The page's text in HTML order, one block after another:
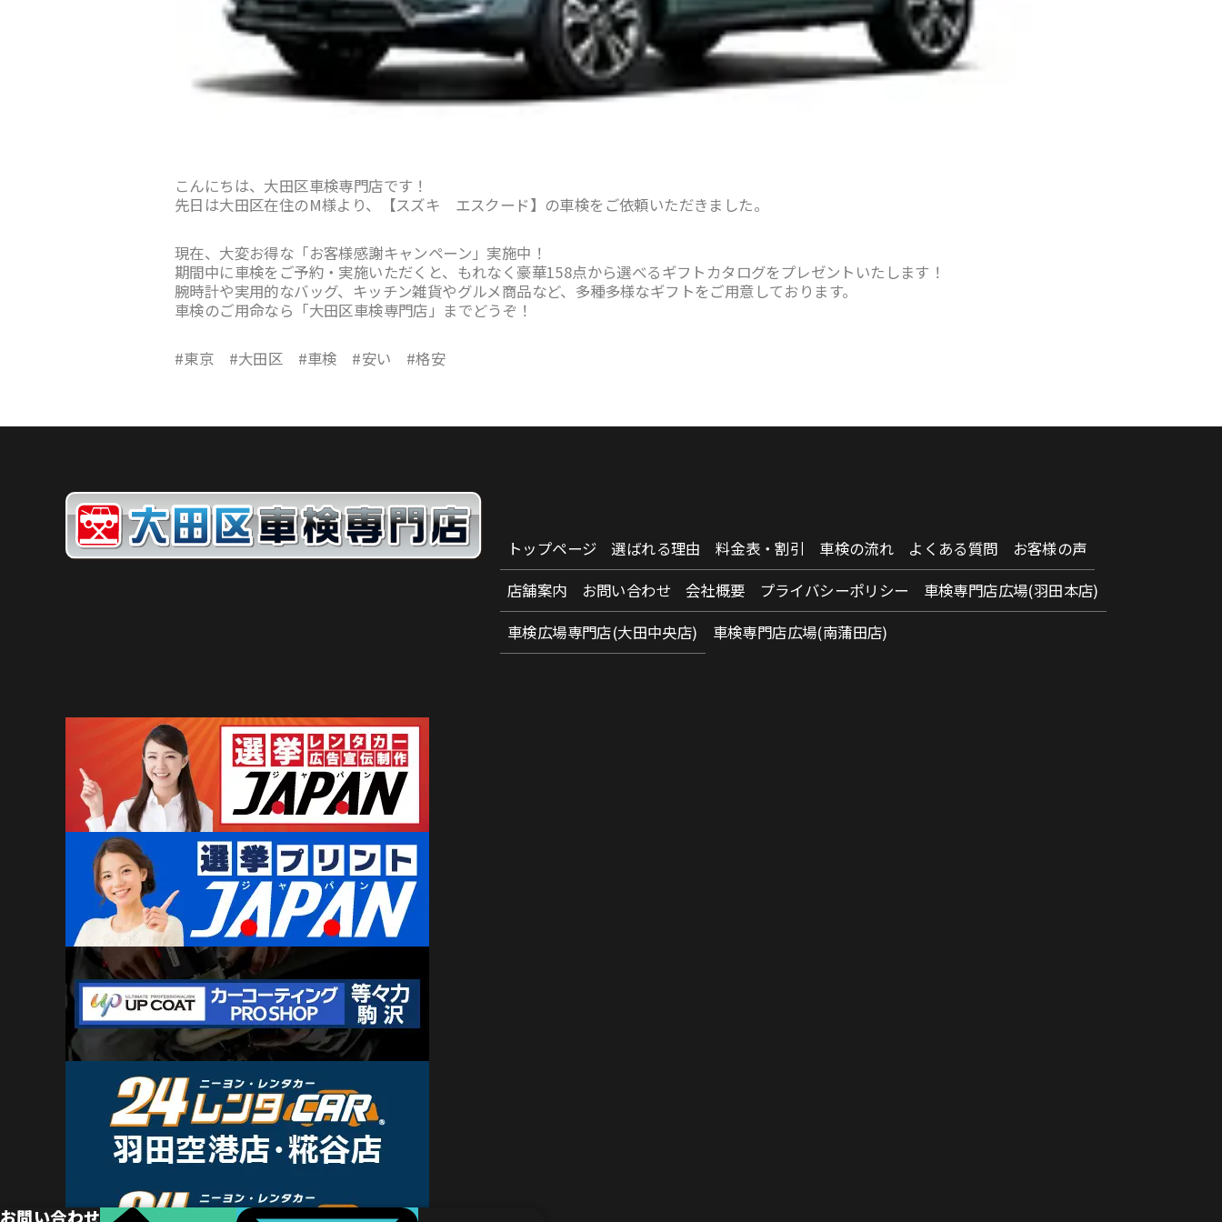
こんにちは、大田区車検専門店です！
先日は大田区在住のM様より、【スズキ エスクード】の車検をご依頼いただきました。
現在、大変お得な「お客様感謝キャンペーン」実施中！
期間中に車検をご予約・実施いただくと、もれなく豪華158点から選べるギフトカタログをプレゼントいたします！
腕時計や実用的なバッグ、キッチン雑貨やグルメ商品など、多種多様なギフトをご用意しております。
車検のご用命なら「大田区車検専門店」までどうぞ！
#東京 #大田区 #車検 #安い #格安
お問い合わせ
トップページ 選ばれる理由 料金表・割引 車検の流れ よくある質問
お客様の声
店舗案内
お問い合わせ 会社概要 プライバシーポリシー
車検専門店広場(羽田本店)
車検広場専門店(大田中央店)
車検専門店広場(南蒲田店)